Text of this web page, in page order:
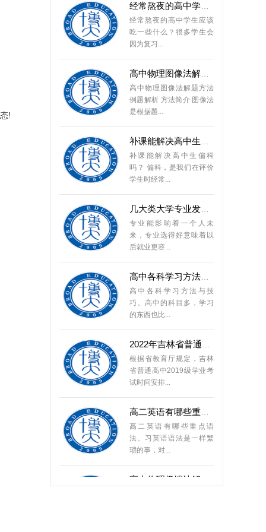
!
经常熬夜的高中学生应该
吃一些什么？很多学生会
因为复习...
高中物理图像法解题方法
高中物理图像法解题方法
例题解析 方法简介 图像法
是根据题...
补课能解决高中生偏科吗
补课能解决高中生偏科
吗？ 偏科，是我们在评价
学生时经常...
几大类大学专业发展前景
专业能影响着一个人未
来，专业选得好意味着以
后就业更容...
高中各科学习方法与技巧
高中各科学习方法与技
巧。高中的科目多，学习
的东西也比...
2022年吉林省普通高中学业
根据省教育厅规定，吉林
省普通高中2019级学业考
试时间安排...
高二英语有哪些重点语法
高二英语有哪些重点语
法。习英语语法是一样繁
琐的事，对...
高中物理极端法解题方法
高中物理极端法解题方法